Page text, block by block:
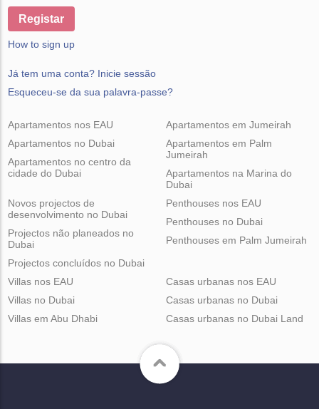
Registar
How to sign up
Já tem uma conta? Inicie sessão
Esqueceu-se da sua palavra-passe?
Apartamentos nos EAU
Apartamentos no Dubai
Apartamentos no centro da
cidade do Dubai
Apartamentos em Jumeirah
Apartamentos em Palm
Jumeirah
Apartamentos na Marina do
Dubai
Novos projectos de
desenvolvimento no Dubai
Projectos não planeados no
Dubai
Projectos concluídos no Dubai
Penthouses nos EAU
Penthouses no Dubai
Penthouses em Palm Jumeirah
Villas nos EAU
Villas no Dubai
Villas em Abu Dhabi
Casas urbanas nos EAU
Casas urbanas no Dubai
Casas urbanas no Dubai Land